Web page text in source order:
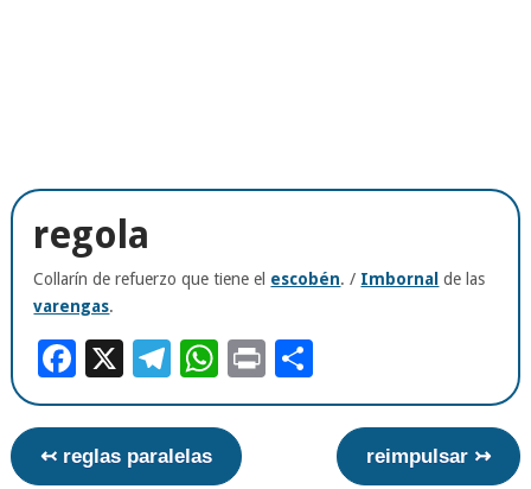
regola
Collarín de refuerzo que tiene el escobén. / Imbornal de las
varengas.
Facebook
X Telegram
WhatsApp
Print
↢ reglas paralelas reimpulsar ↣